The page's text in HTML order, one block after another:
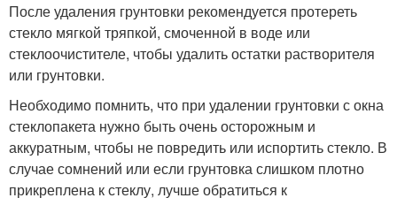
После удаления грунтовки рекомендуется протереть
стекло мягкой тряпкой, смоченной в воде или
стеклоочистителе, чтобы удалить остатки растворителя
или грунтовки.
Необходимо помнить, что при удалении грунтовки с окна
стеклопакета нужно быть очень осторожным и
аккуратным, чтобы не повредить или испортить стекло. В
случае сомнений или если грунтовка слишком плотно
прикреплена к стеклу, лучше обратиться к